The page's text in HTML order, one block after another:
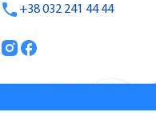
+38 032 241 44 44